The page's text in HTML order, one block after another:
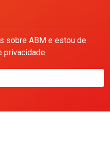
sobre ABM e estou de
privacidade